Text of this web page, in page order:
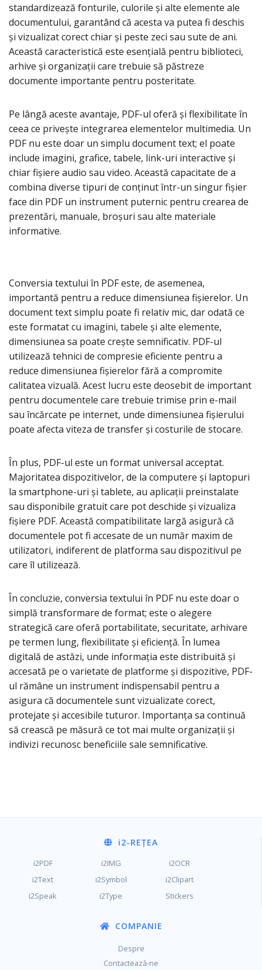
standardizează fonturile, culorile și alte elemente ale
documentului, garantând că acesta va putea fi deschis
și vizualizat corect chiar și peste zeci sau sute de ani.
Această caracteristică este esențială pentru biblioteci,
arhive și organizații care trebuie să păstreze
documente importante pentru posteritate.
Pe lângă aceste avantaje, PDF-ul oferă și flexibilitate în
ceea ce privește integrarea elementelor multimedia. Un
PDF nu este doar un simplu document text; el poate
include imagini, grafice, tabele, link-uri interactive și
chiar fișiere audio sau video. Această capacitate de a
combina diverse tipuri de conținut într-un singur fișier
face din PDF un instrument puternic pentru crearea de
prezentări, manuale, broșuri sau alte materiale
informative.
Conversia textului în PDF este, de asemenea,
importantă pentru a reduce dimensiunea fișierelor. Un
document text simplu poate fi relativ mic, dar odată ce
este formatat cu imagini, tabele și alte elemente,
dimensiunea sa poate crește semnificativ. PDF-ul
utilizează tehnici de compresie eficiente pentru a
reduce dimensiunea fișierelor fără a compromite
calitatea vizuală. Acest lucru este deosebit de important
pentru documentele care trebuie trimise prin e-mail
sau încărcate pe internet, unde dimensiunea fișierului
poate afecta viteza de transfer și costurile de stocare.
În plus, PDF-ul este un format universal acceptat.
Majoritatea dispozitivelor, de la computere și laptopuri
la smartphone-uri și tablete, au aplicații preinstalate
sau disponibile gratuit care pot deschide și vizualiza
fișiere PDF. Această compatibilitate largă asigură că
documentele pot fi accesate de un număr maxim de
utilizatori, indiferent de platforma sau dispozitivul pe
care îl utilizează.
În concluzie, conversia textului în PDF nu este doar o
simplă transformare de format; este o alegere
strategică care oferă portabilitate, securitate, arhivare
pe termen lung, flexibilitate și eficiență. În lumea
digitală de astăzi, unde informația este distribuită și
accesată pe o varietate de platforme și dispozitive, PDF-
ul rămâne un instrument indispensabil pentru a
asigura că documentele sunt vizualizate corect,
protejate și accesibile tuturor. Importanța sa continuă
să crească pe măsură ce tot mai multe organizații și
indivizi recunosc beneficiile sale semnificative.
i2-REȚEA
i2PDF i2IMG
i2OCR
i2Text
i2Symbol
i2Clipart
i2Speak
i2Type Stickers
COMPANIE
Despre
Contactează-ne